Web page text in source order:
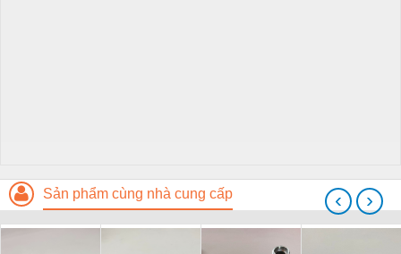
Sản phẩm cùng nhà cung cấp ‹ ›